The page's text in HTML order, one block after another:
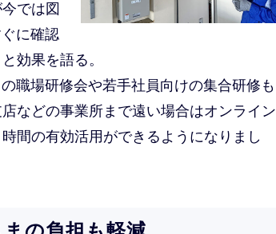
では図
に確認
効果を語る。
職場研修会や若手社員向けの集合研修も
などの事業所まで遠い場合はオンライン
間の有効活用ができるようになりまし